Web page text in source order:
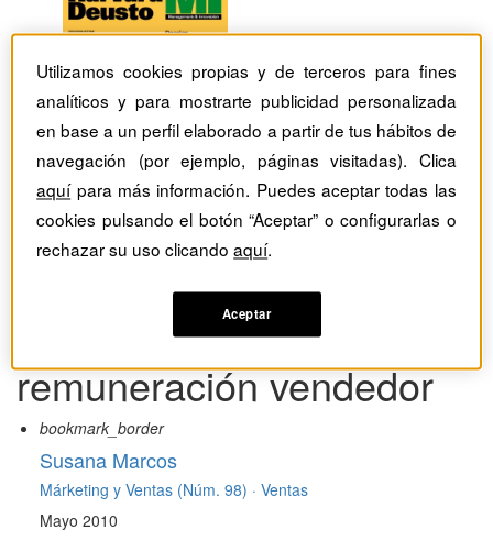
Artículos con el Tag:
remuneración vendedor
bookmark_border
Susana Marcos
Márketing y Ventas (Núm. 98) · Ventas
Mayo 2010
Utilizamos cookies propias y de terceros para fines
analíticos y para mostrarte publicidad personalizada
en base a un perfil elaborado a partir de tus hábitos de
navegación (por ejemplo, páginas visitadas). Clica
aquípara más información. Puedes aceptar todas las
cookies pulsando el botón “Aceptar” o configurarlas o
rechazar su uso clicandoaquí.
Aceptar